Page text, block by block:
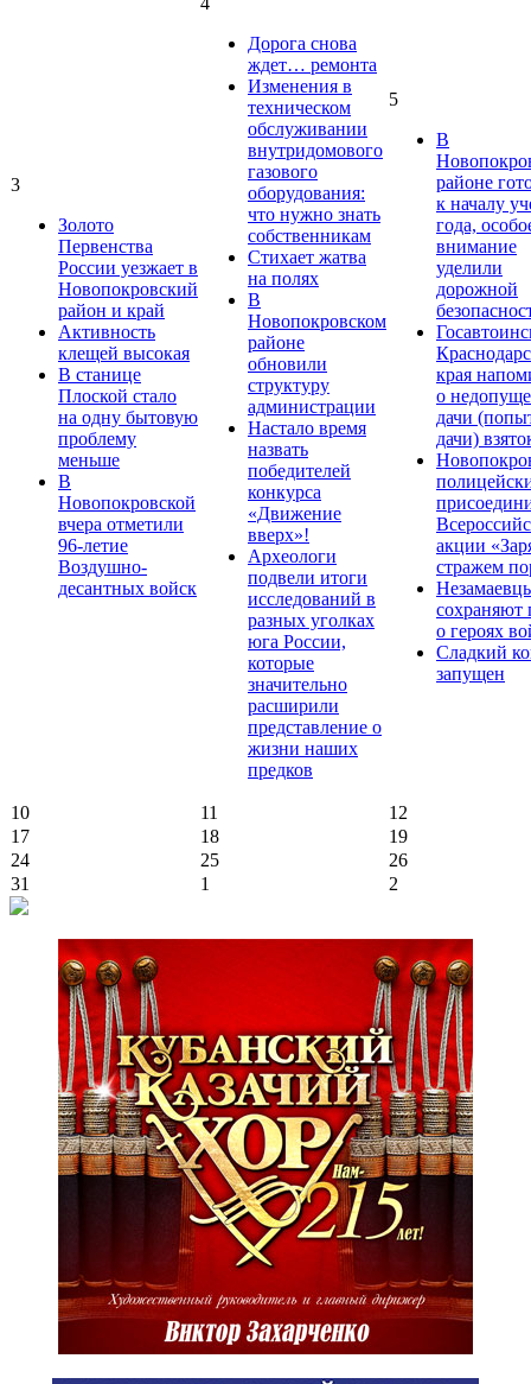
3
Золото
Первенства
России уезжает в
Новопокровский
район и край
Активность
клещей высокая
В станице
Плоской стало
на одну бытовую
проблему
меньше
В
Новопокровской
вчера отметили
96-летие
Воздушно-
десантных войск
Дорога снова
ждет… ремонта
Изменения в
техническом
обслуживании
внутридомового
газового
оборудования:
что нужно знать
собственникам
Стихает жатва
на полях
В
Новопокровском
районе
обновили
структуру
администрации
Настало время
назвать
победителей
конкурса
«Движение
вверх»!
Археологи
подвели итоги
исследований в
разных уголках
юга России,
которые
значительно
расширили
представление о
жизни наших
предков
5
В
районе
к началу
года,
внимание
уделили
дорожной
края
о
дачи
дачи)
акции
стражем
сохраняют
о героях
Сладкий
запущен
10 11
12
17
18
19
24
25
26
31
1 2